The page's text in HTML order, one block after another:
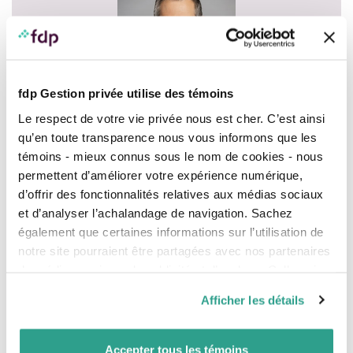
fdp Gestion privée utilise des témoins
Le respect de votre vie privée nous est cher. C’est ainsi
qu’en toute transparence nous vous informons que les
témoins - mieux connus sous le nom de cookies - nous
permettent d’améliorer votre expérience numérique,
d’offrir des fonctionnalités relatives aux médias sociaux
et d’analyser l’achalandage de navigation. Sachez
également que certaines informations sur l’utilisation de
notre site pourraient être partagées avec nos partenaires
vous leur auriez fournies ou qu’ils auraient collectées lors
de votre utilisation de leurs services.
Afficher les détails
Accepter tous les témoins
MBA, BIBC, Pl. Fin.
Conseiller en gestion de patrimoine
Vérifier la capacité d’épargne
« Nadine et André ont tous deux une bonne
épargner plus d’argentdans sa